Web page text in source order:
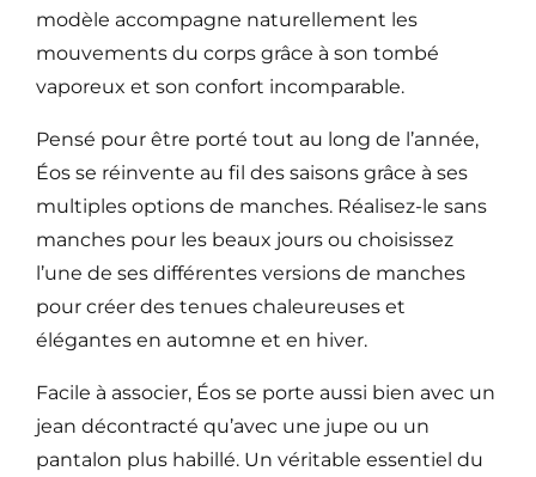
modèle accompagne naturellement les
mouvements du corps grâce à son tombé
vaporeux et son confort incomparable.
Pensé pour être porté tout au long de l’année,
Éos se réinvente au fil des saisons grâce à ses
multiples options de manches. Réalisez-le sans
manches pour les beaux jours ou choisissez
l’une de ses différentes versions de manches
pour créer des tenues chaleureuses et
élégantes en automne et en hiver.
Facile à associer, Éos se porte aussi bien avec un
jean décontracté qu’avec une jupe ou un
pantalon plus habillé. Un véritable essentiel du